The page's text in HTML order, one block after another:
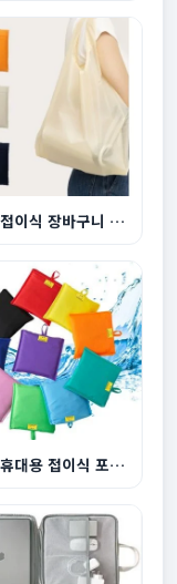
포켓형 접이식 장바구니 3색
방글이 휴대용 접이식 포켓 장바구니